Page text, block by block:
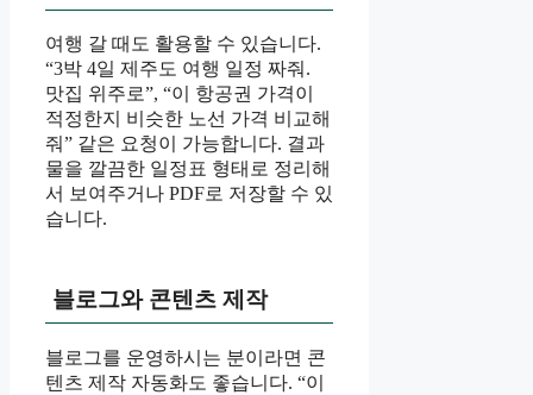
여행 갈 때도 활용할 수 있습니다.
“3박 4일 제주도 여행 일정 짜줘.
맛집 위주로”, “이 항공권 가격이
적정한지 비슷한 노선 가격 비교해
줘” 같은 요청이 가능합니다. 결과
물을 깔끔한 일정표 형태로 정리해
서 보여주거나 PDF로 저장할 수 있
습니다.
블로그와 콘텐츠 제작
블로그를 운영하시는 분이라면 콘
텐츠 제작 자동화도 좋습니다. “이